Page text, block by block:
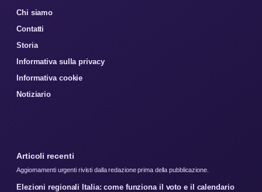
Chi siamo
Contatti
Storia
Informativa sulla privacy
Informativa cookie
Notiziario
Articoli recenti
Aggiornamenti urgenti rivisti dalla redazione prima della pubblicazione.
Elezioni regionali Italia: come funziona il voto e il calendario